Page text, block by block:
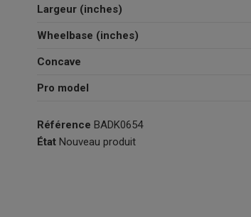
Largeur (inches)
Wheelbase (inches)
Concave
Pro model
Référence BADK0654
État Nouveau produit